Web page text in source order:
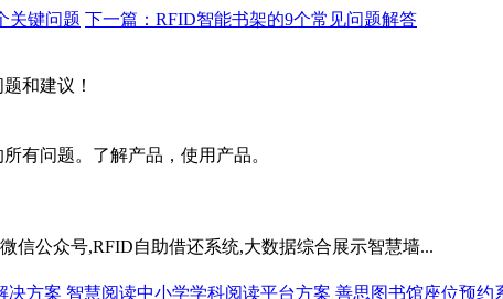
关键问题 下一篇：RFID智能书架的9个常见问题解答
和建议！
有问题。了解产品，使用产品。
信公众号,RFID自助借还系统,大数据综合展示智慧墙...
决方案 智慧阅读中小学学科阅读平台方案 善思图书馆座位预约